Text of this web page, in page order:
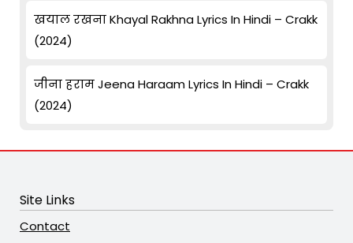
खयाल रखना Khayal Rakhna Lyrics In Hindi – Crakk
(2024)
जीना हराम Jeena Haraam Lyrics In Hindi – Crakk
(2024)
Site Links
Contact